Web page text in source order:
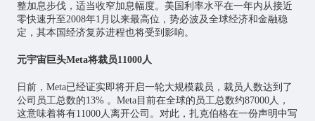
整加息步伐，适当收窄加息幅度。美国利率水平在一年内从接近
零快速升至2008年1月以来最高位，势必波及全球经济和金融稳
定，其本国经济复苏进程也将受到影响。
元宇宙巨头Meta将裁员11000人
日前，Meta已经证实即将开启一轮大规模裁员，裁员人数达到了
公司员工总数的13% 。Meta目前在全球的员工总数约87000人，
这意味着将有11000人离开公司。对此，扎克伯格在一份声明中写